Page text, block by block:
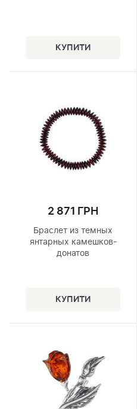
2 871 ГРН
Браслет из темных
янтарных камешков-
донатов